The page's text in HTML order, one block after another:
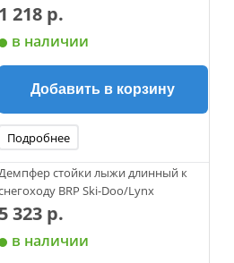
1 218 р.
в наличии
Добавить в корзину
Подробнее
стойки лыжи длинный к
BRP Ski-Doo/Lynx
5 323 р.
в наличии